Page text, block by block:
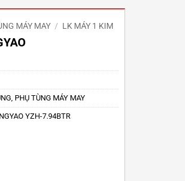
MÁY MAY / LK MÁY 1 KIM
PHỤ TÙNG MÁY MAY
YZH-7.94BTR